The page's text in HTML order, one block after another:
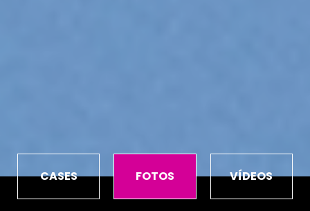
CASES FOTOS VÍDEOS